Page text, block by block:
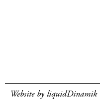
Website by liquidDinamik